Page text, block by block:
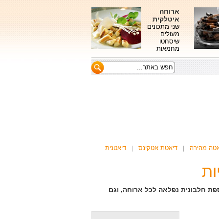
ארוחה
איטלקית
שני מתכונים
מעולים
שיסחטו
מחמאות
מהירה דיאטת אטקינס דיאטנית
חלבונית נפלאה לכל ארוחה, וגם